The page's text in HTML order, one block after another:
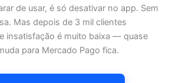
de usar, é só desativar no app. Sem
Mas depois de 3 mil clientes
insatisfação é muito baixa — quase
para Mercado Pago fica.